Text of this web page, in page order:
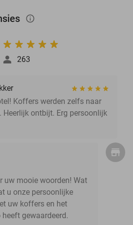
info_outlined
263
Koffers werden zelfs naar
Heerlijk ontbijt. Erg persoonlijk
uw mooie woorden! Wat
u onze persoonlijke
uw koffers en het
gewaardeerd.